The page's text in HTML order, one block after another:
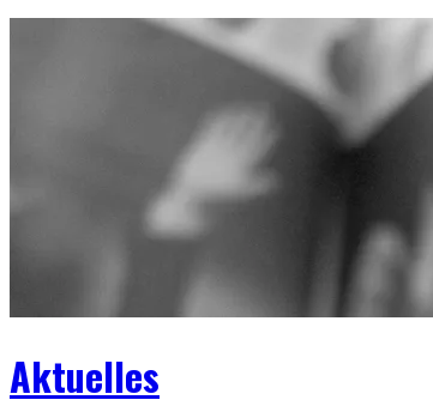
Aktuelles